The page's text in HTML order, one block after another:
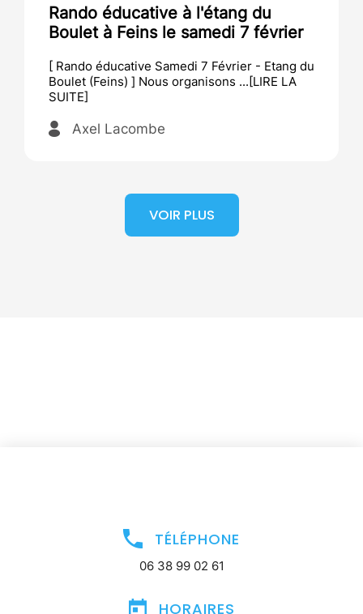
à l'étang du
Feins le samedi 7 février
Samedi 7 Février - Etang du
] Nous organisons ...[LIRE LA
aux oeufs
Samedi 4
radis Géant
VOIR PLUS
TÉLÉPHONE
06 38 99 02 61
HORAIRES